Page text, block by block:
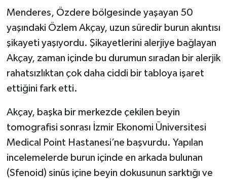
Menderes, Özdere bölgesinde yaşayan 50
yaşındaki Özlem Akçay, uzun süredir burun akıntısı
şikayeti yaşıyordu. Şikayetlerini alerjiye bağlayan
Akçay, zaman içinde bu durumun sıradan bir alerjik
rahatsızlıktan çok daha ciddi bir tabloya işaret
ettiğini fark etti.
Akçay, başka bir merkezde çekilen beyin
tomografisi sonrası İzmir Ekonomi Üniversitesi
Medical Point Hastanesi’ne başvurdu. Yapılan
incelemelerde burun içinde en arkada bulunan
(Sfenoid) sinüs içine beyin dokusunun sarktığı ve